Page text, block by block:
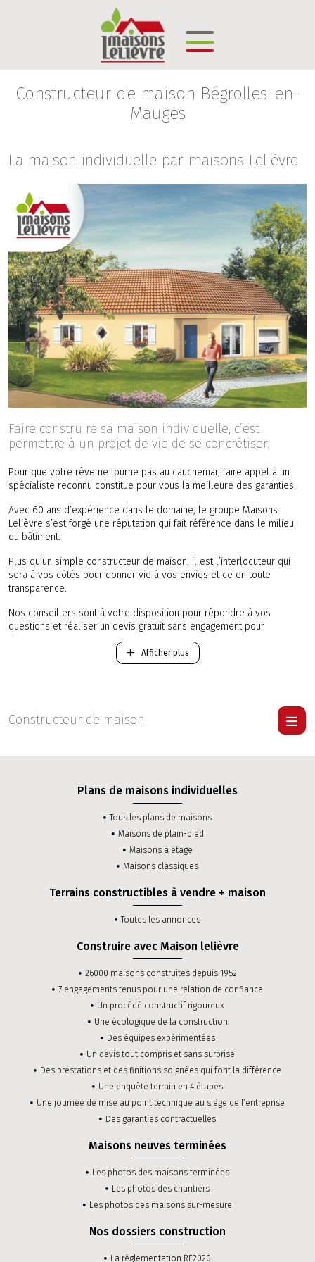
Constructeur de maison Bégrolles-en-
Mauges
La maison individuelle par maisons Lelièvre
Faire construire sa maison individuelle, c’est
permettre à un projet de vie de se concrétiser.
Pour que votre rêve ne tourne pas au cauchemar, faire appel à un
spécialiste reconnu constitue pour vous la meilleure des garanties.
Avec 60 ans d’expérience dans le domaine, le groupe Maisons
Lelièvre s’est forgé une réputation qui fait référence dans le milieu
du bâtiment.
Plus qu’un simple constructeur de maison, il est l’interlocuteur qui
sera à vos côtés pour donner vie à vos envies et ce en toute
transparence.
Nos conseillers sont à votre disposition pour répondre à vos
questions et réaliser un devis gratuit sans engagement pour
l’édification de votre future maison neuve dans le département
Pour visiter une maison Lelièvre
Afficher plus
Constructeur de maison
Plans de maisons individuelles
Tous les plans de maisons
Maisons de plain-pied
Maisons à étage
Maisons classiques
Terrains constructibles à vendre + maison
Toutes les annonces
Construire avec Maison lelièvre
26000 maisons construites depuis 1952
7 engagements tenus pour une relation de confiance
Un procédé constructif rigoureux
Une écologique de la construction
Des équipes expérimentées
Un devis tout compris et sans surprise
Des prestations et des finitions soignées qui font la différence
Une enquête terrain en 4 étapes
Une journée de mise au point technique au siège de l’entreprise
Des garanties contractuelles
Maisons neuves terminées
Les photos des maisons terminées
Les photos des chantiers
Les photos des maisons sur-mesure
Nos dossiers construction
La réglementation RE2020